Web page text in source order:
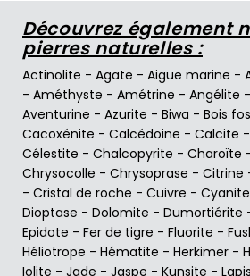
Découvrez également
pierres naturelles :
Actinolite - Agate - Aigue marine -
- Améthyste - Amétrine - Angélite -
Aventurine - Azurite - Biwa - Bois
Cacoxénite - Calcédoine - Calcite -
Célestite - Chalcopyrite - Charoïte
Chrysocolle - Chrysoprase - Citrine
- Cristal de roche - Cuivre - Cyanite
Dioptase - Dolomite - Dumortiérite
Epidote - Fer de tigre - Fluorite -
Héliotrope - Hématite - Herkimer -
Iolite - Jade - Jaspe - Kunsite -